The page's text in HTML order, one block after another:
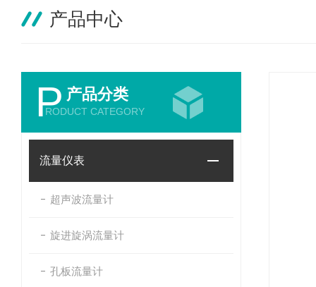
产品中心
P 产品分类
RODUCT CATEGORY
流量仪表
超声波流量计
旋进旋涡流量计
孔板流量计